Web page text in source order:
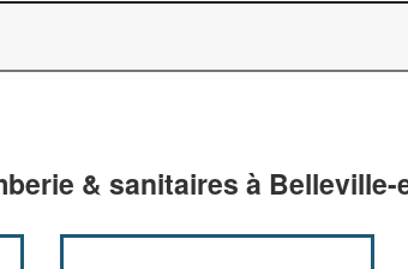
& sanitaires à Belleville-